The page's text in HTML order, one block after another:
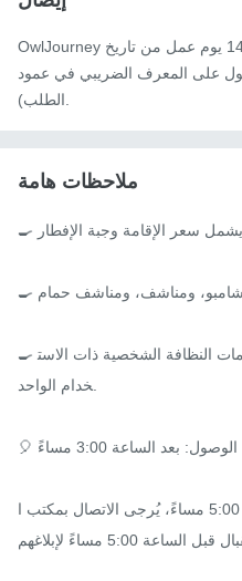
OwlJourney سيتم إصدار فاتورة إلكترونية خلال 14 يوم عمل من تاريخ
على المعرف الضريبي في عمود
ملاحظات هامة
🍳 يشمل سعر الإقامة وجبة الإفطار.
🍳 الغرف مجهزة بجل استحمام، وشامبو، ومناشف، ومناشف حمام.
🍳 وفقًا لسياساتنا البيئية، لا نوفر مستلزمات النظافة الشخصية ذات الاست
خدام الواحد.
🎈 وقت تسجيل الوصول: بعد الساعة 3:00 مساءً.
إذا لم تتمكن من الوصول قبل الساعة 5:00 مساءً، يُرجى الاتصال بمكتب ا
لاستقبال قبل الساعة 5:00 مساءً لإبلاغهم.